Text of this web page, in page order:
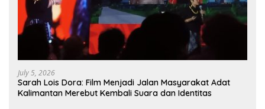
July 5, 2026
Sarah Lois Dora: Film Menjadi Jalan Masyarakat Adat
Kalimantan Merebut Kembali Suara dan Identitas